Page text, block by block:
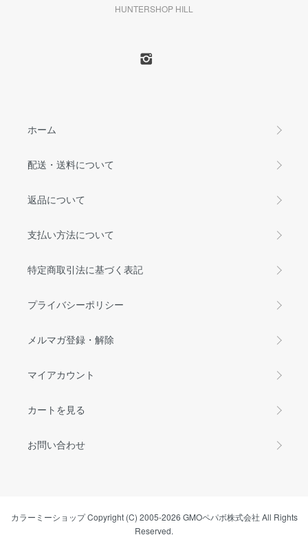
HUNTERSHOP HILL
ホーム
配送・送料について
返品について
支払い方法について
特定商取引法に基づく表記
プライバシーポリシー
メルマガ登録・解除
マイアカウント
カートを見る
お問い合わせ
カラーミーショップCopyright (C) 2005-2026 GMOペパボ株式会社 All Rights
Reserved.